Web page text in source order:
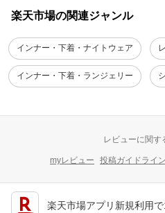
楽天市場の関連ジャンル
インナー・下着・ナイトウェア
インナー・下着・ランジェリー
レビューに関す
myレビュー 投稿ガイドライン
楽天市場アプリ新規利用